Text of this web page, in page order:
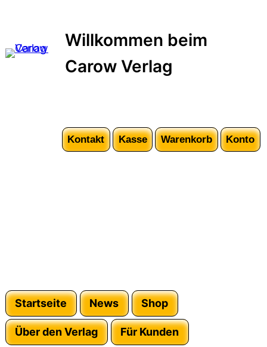
Willkommen beim
Carow Verlag
Kontakt Kasse Warenkorb Konto
Startseite News Shop
Über den Verlag Für Kunden